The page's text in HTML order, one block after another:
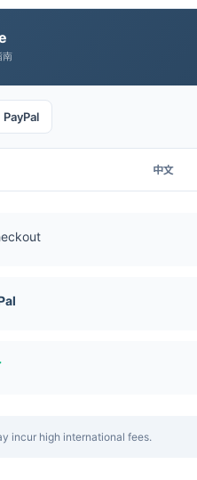
南
PayPal
中文
incur high international fees.